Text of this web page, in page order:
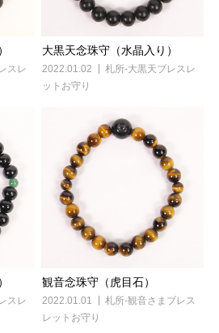
スレ
大黒天念珠守（水晶入り）
2022.01.02
札所-大黒天ブレスレ
ットお守り
スレ
観音念珠守（虎目石）
2022.01.01
札所-観音さまブレス
レットお守り